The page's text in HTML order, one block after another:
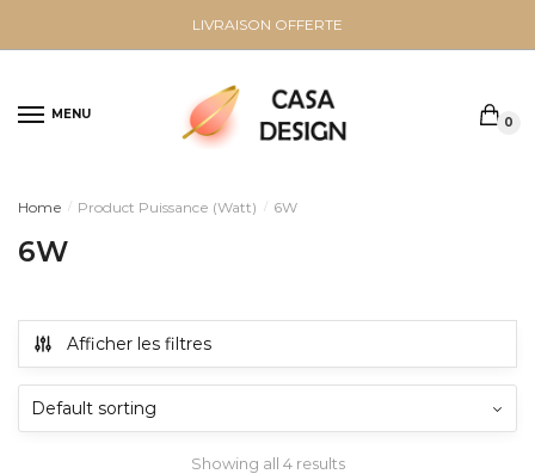
LIVRAISON OFFERTE
MENU
0
Home / Product Puissance (Watt) / 6W
6W
Afficher les filtres
Showing all 4 results